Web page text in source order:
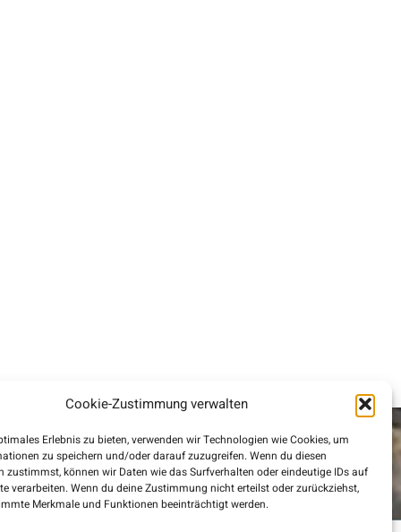
Cookie-Zustimmung verwalten
Erlebnis zu bieten, verwenden wir Technologien wie Cookies, um
zu speichern und/oder darauf zuzugreifen. Wenn du diesen
zustimmst, können wir Daten wie das Surfverhalten oder eindeutige IDs auf
verarbeiten. Wenn du deine Zustimmung nicht erteilst oder zurückziehst,
Merkmale und Funktionen beeinträchtigt werden.